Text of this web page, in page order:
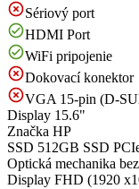
Sériový port
HDMI Port
WiFi pripojenie
Dokovací konektor
VGA 15-pin (D-
Display 15.6"
Značka HP
SSD 512GB SSD
Optická mechanika
Display FHD (1920